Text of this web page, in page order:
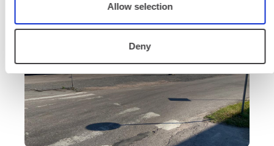
Allow selection
Deny